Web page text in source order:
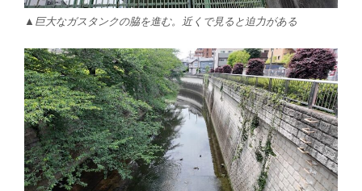
▲巨大なガスタンクの脇を進む。近くで見ると迫力がある